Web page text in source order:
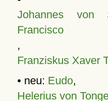
Johannes von
Francisco
,
Franziskus Xaver
• neu: Eudo,
Helerius von